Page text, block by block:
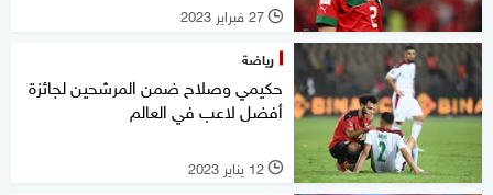
l 27 فبراير 2023
رياضة
حكيمي وصلاح ضمن المرشحين لجائزة
أفضل لاعب في العالم
l 12 يناير 2023